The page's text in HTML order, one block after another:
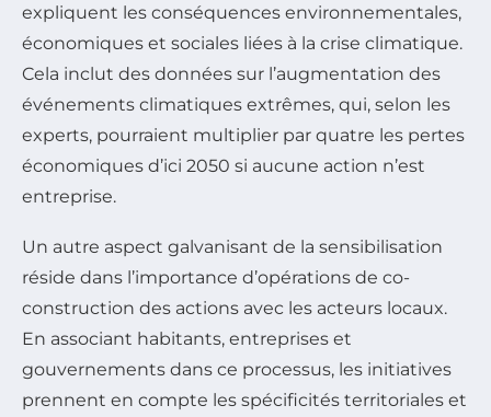
expliquent les conséquences environnementales,
économiques et sociales liées à la crise climatique.
Cela inclut des données sur l’augmentation des
événements climatiques extrêmes, qui, selon les
experts, pourraient multiplier par quatre les pertes
économiques d’ici 2050 si aucune action n’est
entreprise.
Un autre aspect galvanisant de la sensibilisation
réside dans l’importance d’opérations de co-
construction des actions avec les acteurs locaux.
En associant habitants, entreprises et
gouvernements dans ce processus, les initiatives
prennent en compte les spécificités territoriales et